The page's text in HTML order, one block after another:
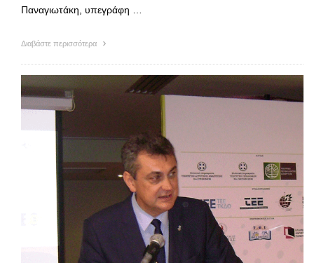
Παναγιωτάκη, υπεγράφη …
Διαβάστε περισσότερα